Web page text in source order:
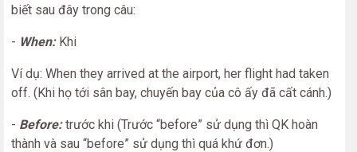
biết sau đây trong câu:
- When:Khi
Ví dụ: When they arrived at the airport, her flight had taken
off. (Khi họ tới sân bay, chuyến bay của cô ấy đã cất cánh.)
- Before:trước khi (Trước “before” sử dụng thì QK hoàn
thành và sau “before” sử dụng thì quá khứ đơn.)